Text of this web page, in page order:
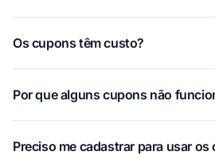
Os cupons têm custo?
Por que alguns cupons não
Preciso me cadastrar para usar os